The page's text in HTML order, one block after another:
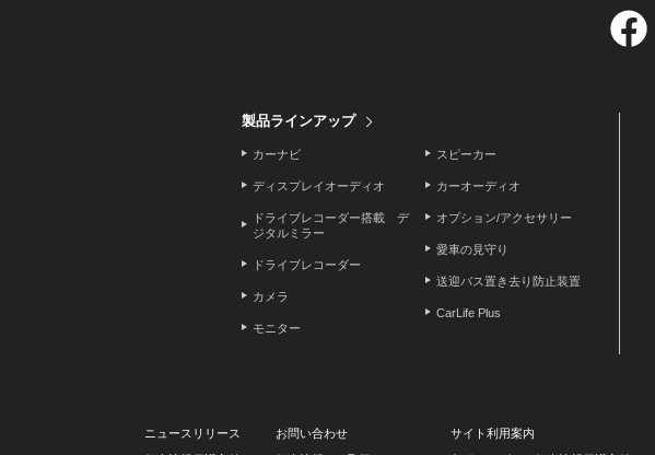
製品ラインアップ
カーナビ
ディスプレイオーディオ
ドライブレコーダー搭載 デ
ジタルミラー
ドライブレコーダー
カメラ
モニター
スピーカー
カーオーディオ
オプション/アクセサリー
愛車の見守り
送迎バス置き去り防止装置
CarLife Plus
ニュースリリース お問い合わせ
サイト利用案内